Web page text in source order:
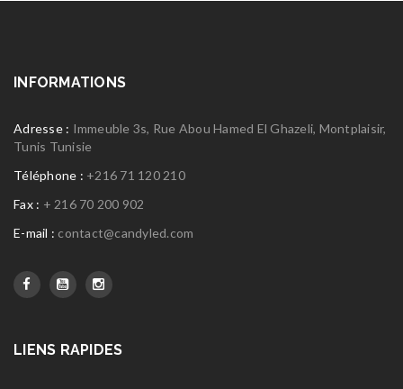
INFORMATIONS
Adresse : Immeuble 3s, Rue Abou Hamed El Ghazeli, Montplaisir,
Tunis Tunisie
Téléphone : +216 71 120 210
Fax : + 216 70 200 902
E-mail : contact@candyled.com
LIENS RAPIDES